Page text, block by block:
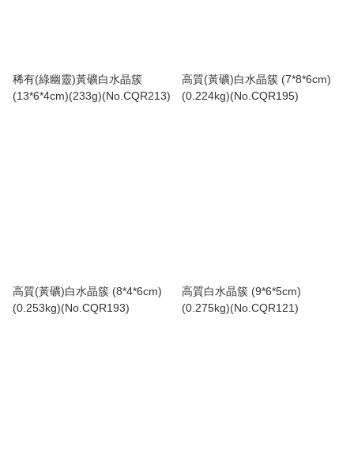
稀有(綠幽靈)黃礦白水晶簇
(13*6*4cm)(233g)(No.CQR213)
高質(黃礦)白水晶簇 (7*8*6cm)
(0.224kg)(No.CQR195)
高質(黃礦)白水晶簇 (8*4*6cm)
(0.253kg)(No.CQR193)
高質白水晶簇 (9*6*5cm)
(0.275kg)(No.CQR121)